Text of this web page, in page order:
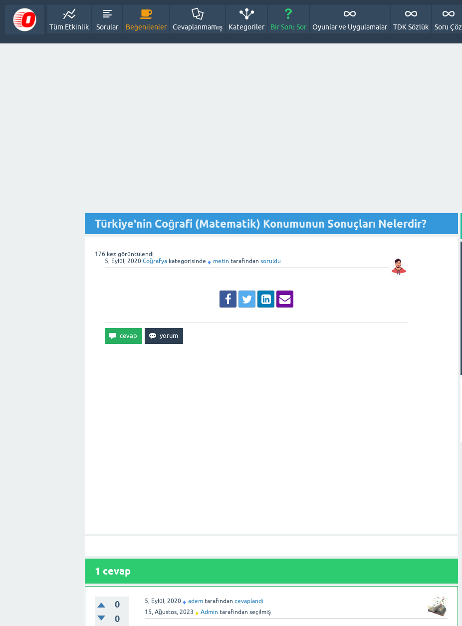
Tüm Etkinlik Sorular Beğenilenler Cevaplanmamış Kategoriler Bir Soru Sor Oyunlar ve Uygulamalar TDK Sözlük Soru Çöz
Türkiye'nin Coğrafi (Matematik) Konumunun Sonuçları Nelerdir?
176 kez görüntülendi
5, Eylül, 2020 Coğrafya kategorisinde ♦ metin tarafından soruldu
1 cevap
0
0
5, Eylül, 2020 ♦ adem tarafından cevaplandı
15, Ağustos, 2023 ♦ Admin tarafından seçilmiş